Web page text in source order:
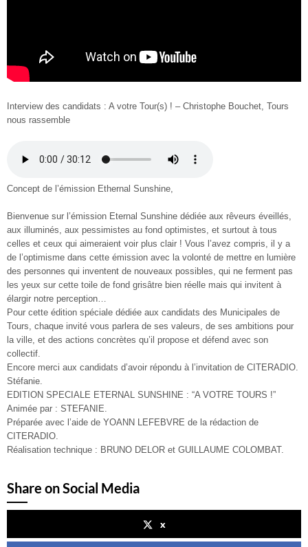
Interview des candidats : A votre Tour(s) ! – Christophe Bouchet, Tours
nous rassemble
Concept de l’émission Ethernal Sunshine,
Bienvenue sur l’émission Eternal Sunshine dédiée aux rêveurs éveillés,
aux illuminés, aux pessimistes au fond optimistes, et surtout à tous
celles et ceux qui aimeraient voir plus clair ! Vous l’avez compris, il y a
de l’optimisme dans cette émission avec la volonté de mettre en lumière
des personnes qui inventent de nouveaux possibles, qui ne ferment pas
les yeux sur cette toile de fond grisâtre bien réelle mais qui invitent à
élargir notre perception…
Pour cette édition spéciale dédiée aux candidats des Municipales de
Tours, chaque invité vous parlera de ses valeurs, de ses ambitions pour
la ville, et des actions concrètes qu’il propose et défend avec son
collectif.
Encore merci aux candidats d’avoir répondu à l’invitation de CITERADIO.
Stéfanie.
EDITION SPECIALE ETERNAL SUNSHINE : “A VOTRE TOURS !”
Animée par : STEFANIE.
Préparée avec l’aide de YOANN LEFEBVRE de la rédaction de
CITERADIO.
Réalisation technique : BRUNO DELOR et GUILLAUME COLOMBAT.
Share on Social Media
x